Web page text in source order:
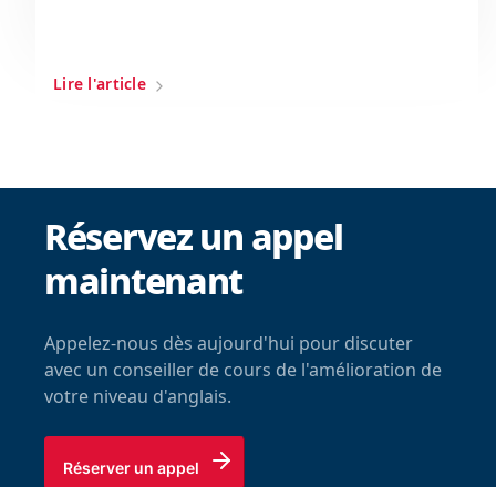
Lire l'article
Réservez un appel
maintenant
Appelez-nous dès aujourd'hui pour discuter
avec un conseiller de cours de l'amélioration de
votre niveau d'anglais.
Réserver un appel